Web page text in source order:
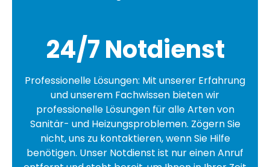
24/7 Notdienst
Professionelle Lösungen: Mit unserer Erfahrung
und unserem Fachwissen bieten wir
professionelle Lösungen für alle Arten von
Sanitär- und Heizungsproblemen. Zögern Sie
nicht, uns zu kontaktieren, wenn Sie Hilfe
benötigen. Unser Notdienst ist nur einen Anruf